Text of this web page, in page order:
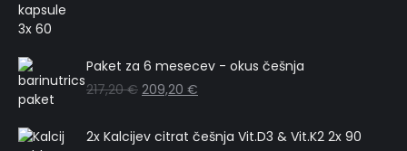
Paket za 6 mesecev - okus češnja
217,20€ 209,20 €
2x Kalcijev citrat češnja Vit.D3 & Vit.K2 2x 90